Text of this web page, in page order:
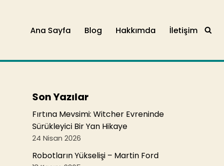
Ana Sayfa Blog Hakkımda İletişim
Son Yazılar
Fırtına Mevsimi: Witcher Evreninde
Sürükleyici Bir Yan Hikaye
24 Nisan 2026
Robotların Yükselişi – Martin Ford